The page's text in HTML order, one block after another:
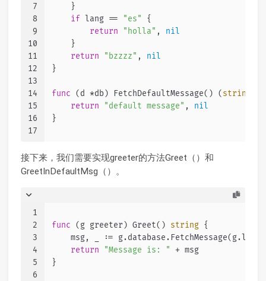
7
8
9
10
11
12
13
14
15
16
17
    }
if lang == "es" {
return
"holla" , nil
    }
return
"bzzzz" , nil
}
func (d *db) FetchDefaultMessage() ( string
return
"default message" , nil
}
接下来，我们需要实现greeter的方法Greet（）和
GreetInDefaultMsg（）。
1
2
3
4
5
6
func (g greeter) Greet() string {
msg, _ :=
return
"Message is: " + msg
}